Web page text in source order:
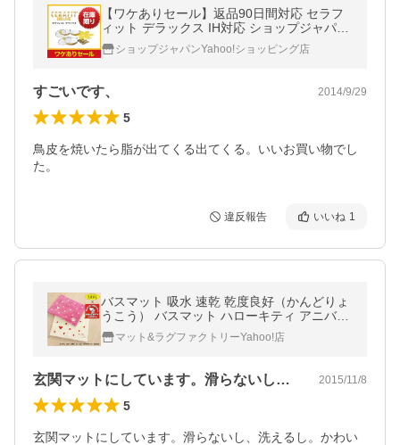
【ワケありセール】返品90日間対応 セラフ
ィット デラックス IH対応 ショップジャパン
公式 セラミックフライパン ShopJapan
ショップジャパンYahoo!ショッピング店
すごいです、 2014/9/29
5
鳥皮を焼いたら脂が出てくる出てくる。いいお買い物でし
た。
違反報告 いいね 1
バスマット 吸水 速乾 乾度良好（かんどりょ
うこう） バスマット ハローキティ アニバー
サリー （おしゃれ/お風呂マット/キティ/キテ
ィちゃん） オカ
マット&ラグファクトリーYahoo!店
玄関マットにしています。滑らないし、洗… 2015/11/8
5
玄関マットにしています。滑らないし、洗えるし。かわい